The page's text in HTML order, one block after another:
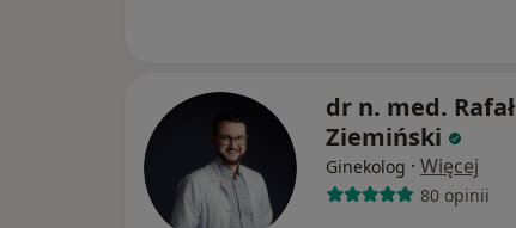
dr n. med. Rafał
Ziemiński
Ginekolog · Więcej
80 opinii